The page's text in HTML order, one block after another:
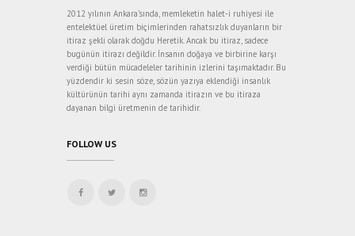
2012 yılının Ankara’sında, memleketin halet-i ruhiyesi ile
entelektüel üretim biçimlerinden rahatsızlık duyanların bir
itiraz şekli olarak doğdu Heretik. Ancak bu itiraz, sadece
bugünün itirazı değildir. İnsanın doğaya ve birbirine karşı
verdiği bütün mücadeleler tarihinin izlerini taşımaktadır. Bu
yüzdendir ki sesin söze, sözün yazıya eklendiği insanlık
kültürünün tarihi aynı zamanda itirazın ve bu itiraza
dayanan bilgi üretmenin de tarihidir.
FOLLOW US